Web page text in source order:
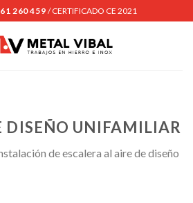
260 459/ CERTIFICADO CE 2021
DISEÑO UNIFAMILIAR
de escalera al aire de diseño